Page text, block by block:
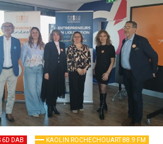
6D DAB
KAOLIN ROCHECHOUART 88.9 FM